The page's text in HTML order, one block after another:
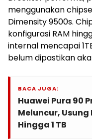
menggunakan
Dimensity 9500s.
konfigurasi RAM
internal mencapai
belum dipastikan
BACA JUGA:
Huawei Pura 90
Meluncur,
Hingga 1 TB